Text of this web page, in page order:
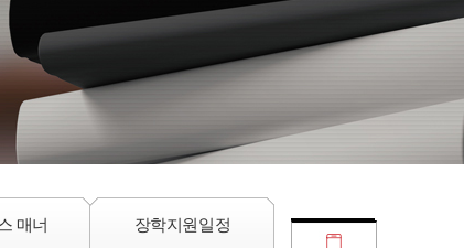
매너 장학지원일정